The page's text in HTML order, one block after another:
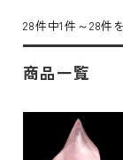
28件中1件～28件
商品一覧